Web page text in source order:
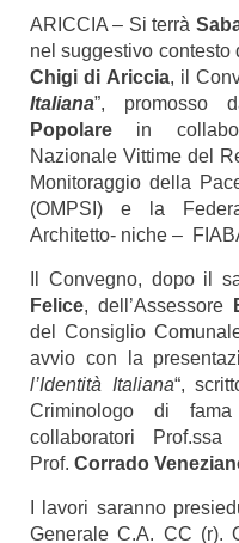
ARICCIA – Si terrà
nel suggestivo contesto
Chigi di Ariccia, il
Italiana”, promosso
Popolare in
Nazionale Vittime del
Monitoraggio della
(OMPSI) e la
Architetto- niche –
Il Convegno, dopo il
Felice, dell’Assessore
del Consiglio
avvio con la
l’Identità Italiana“,
Criminologo di
collaboratori Prof.ssa
Prof. Corrado
I lavori saranno
Generale C.A. CC (r).